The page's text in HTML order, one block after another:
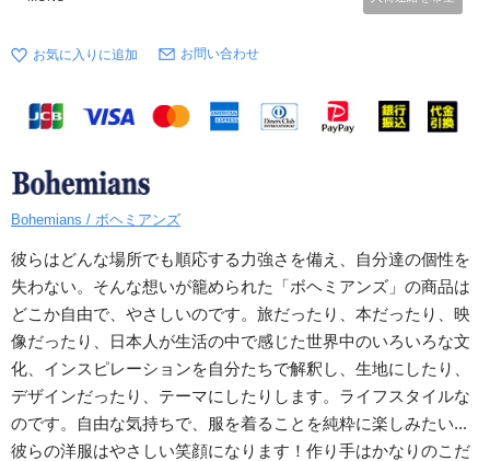
お問い合わせ
Bohemians / ボヘミアンズ
彼らはどんな場所でも順応する力強さを備え、自分達の個性を
失わない。そんな想いが籠められた「ボヘミアンズ」の商品は
どこか自由で、やさしいのです。旅だったり、本だったり、映
像だったり、日本人が生活の中で感じた世界中のいろいろな文
化、インスピレーションを自分たちで解釈し、生地にしたり、
デザインだったり、テーマにしたりします。ライフスタイルな
のです。自由な気持ちで、服を着ることを純粋に楽しみたい...
彼らの洋服はやさしい笑顔になります！作り手はかなりのこだ